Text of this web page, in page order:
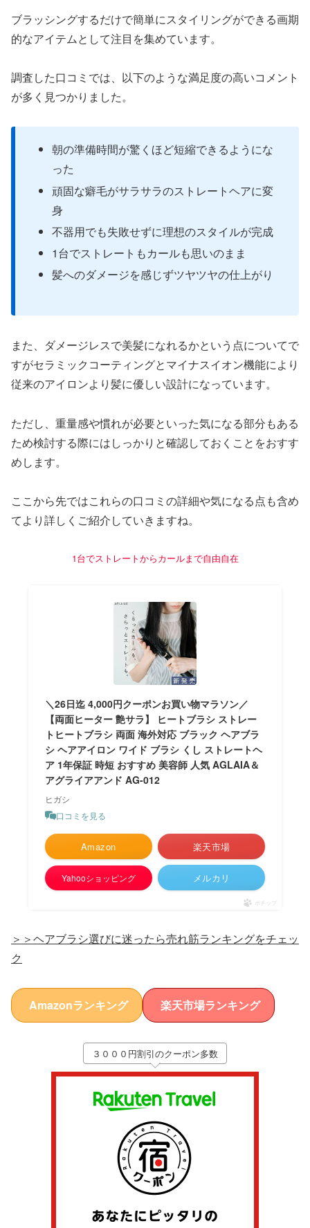
ブラッシングするだけで簡単にスタイリングができる画期
的なアイテムとして注目を集めています。
調査した口コミでは、以下のような満足度の高いコメント
が多く見つかりました。
朝の準備時間が驚くほど短縮できるようにな
った
頑固な癖毛がサラサラのストレートヘアに変
身
不器用でも失敗せずに理想のスタイルが完成
1台でストレートもカールも思いのまま
髪へのダメージを感じずツヤツヤの仕上がり
また、ダメージレスで美髪になれるかという点についてで
すがセラミックコーティングとマイナスイオン機能により
従来のアイロンより髪に優しい設計になっています。
ただし、重量感や慣れが必要といった気になる部分もある
ため検討する際にはしっかりと確認しておくことをおすす
めします。
ここから先ではこれらの口コミの詳細や気になる点も含め
てより詳しくご紹介していきますね。
1台でストレートからカールまで自由自在
＼26日迄 4,000円クーポンお買い物マラソン／
【両面ヒーター 艶サラ】 ヒートブラシ ストレー
トヒートブラシ 両面 海外対応 ブラック ヘアブラ
シ ヘアアイロン ワイド ブラシ くし ストレートヘ
ア 1年保証 時短 おすすめ 美容師 人気 AGLAIA＆
アグライアアンド AG-012
ヒガシ
口コミを見る
Amazon 楽天市場
Yahooショッピング メルカリ
ポチップ
＞＞ヘアブラシ選びに迷ったら売れ筋ランキングをチェッ
ク
Amazonランキング 楽天市場ランキング
３０００円割引のクーポン多数